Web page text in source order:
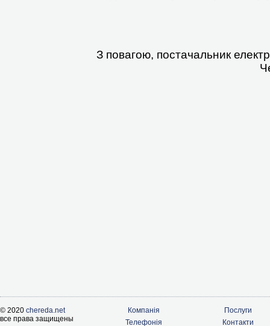
З повагою, постачальник
© 2020 chereda.net
все права защищены
Компанія
Послуги
Телефонія
Контакти